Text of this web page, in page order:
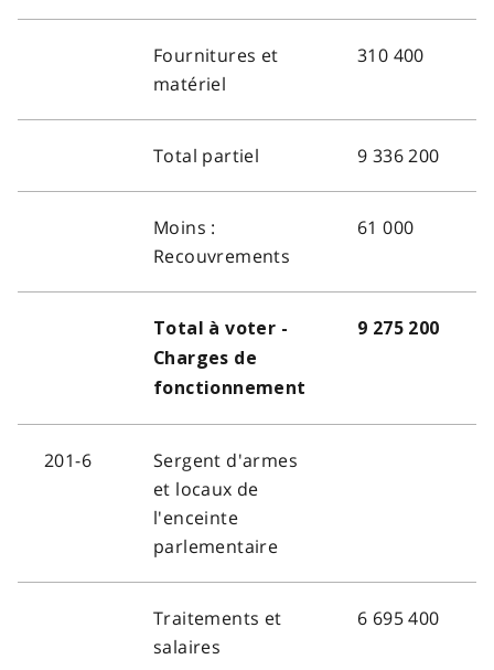
Fournitures et
matériel
310 400
Total partiel 9 336 200
Moins :
Recouvrements
61 000
Total à voter -
Charges de
fonctionnement
9 275 200
201-6
Sergent d'armes
et locaux de
l'enceinte
parlementaire
Traitements et
salaires
6 695 400